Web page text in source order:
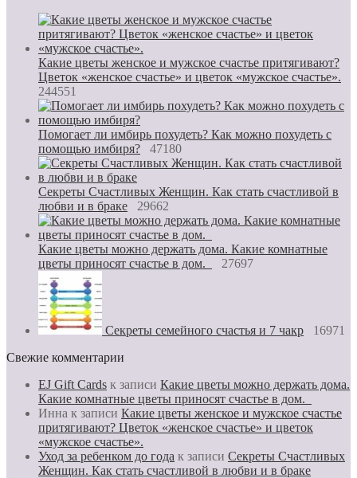
Какие цветы женское и мужское счастье притягивают?
Цветок «женское счастье» и цветок «мужское счастье».
244551
Помогает ли имбирь похудеть? Как можно похудеть с
помощью имбиря?
47180
Секреты Счастливых Женщин. Как стать счастливой в
любви и в браке
29662
Какие цветы можно держать дома. Какие комнатные
цветы приносят счастье в дом.
27697
Секреты семейного счастья и 7 чакр
16971
Свежие комментарии
EJ Gift Cards к записи Какие цветы можно держать дома.
Какие комнатные цветы приносят счастье в дом.
Инна к записи Какие цветы женское и мужское счастье
притягивают? Цветок «женское счастье» и цветок
«мужское счастье».
Уход за ребенком до года к записи Секреты Счастливых
Женщин. Как стать счастливой в любви и в браке